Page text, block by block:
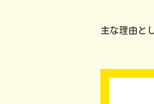
主な理由と